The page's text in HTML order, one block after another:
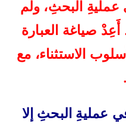
البحثِ، ولم
صياغة العبارة
الاستثناء، مع
عمليةِ البحثِ إلا